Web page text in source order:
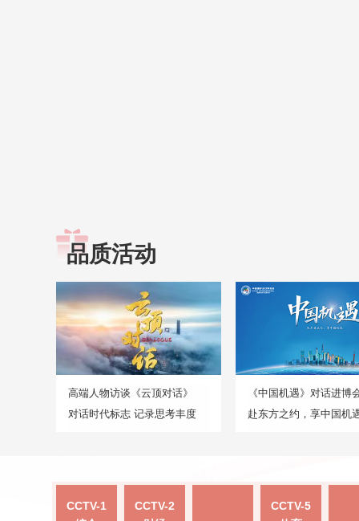
品质活动
高端人物访谈《云顶对话》
对话时代标志 记录思考丰度
《中国机遇》对话进博
赴东方之约，享中国机
CCTV-1
CCTV-2
CCTV-5